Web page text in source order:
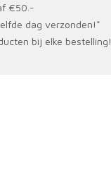
€50.-
dag verzonden!*
bij elke bestelling!